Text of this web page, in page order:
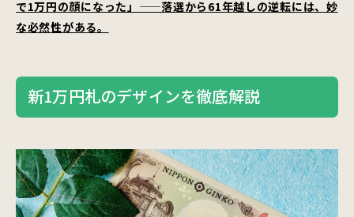
で1万円の顔になった」——落選から61年越しの逆転には、妙
な必然性がある。
新1万円札のデザインを徹底解説